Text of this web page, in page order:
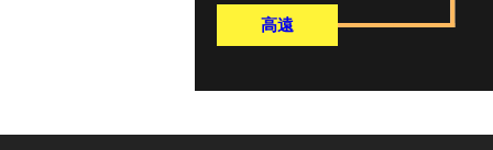
高遠